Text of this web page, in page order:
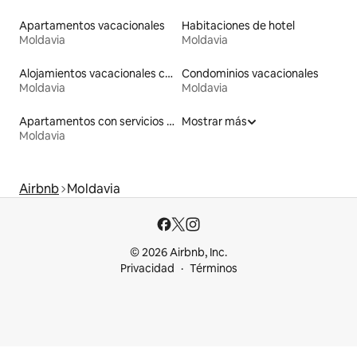
Apartamentos vacacionales
Moldavia
Habitaciones de hotel
Moldavia
Alojamientos vacacionales con piscina
Moldavia
Condominios vacacionales
Moldavia
Apartamentos con servicios incluidos vacacionales
Moldavia
Mostrar más
Airbnb Moldavia
© 2026 Airbnb, Inc.
Privacidad
Términos